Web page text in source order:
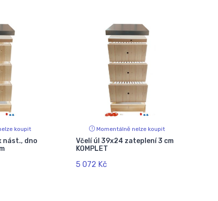
koupit
nást., dno
Momentálně nelze koupit
Včelí úl 39x24 zateplení 3 cm
KOMPLET
5 072 Kč